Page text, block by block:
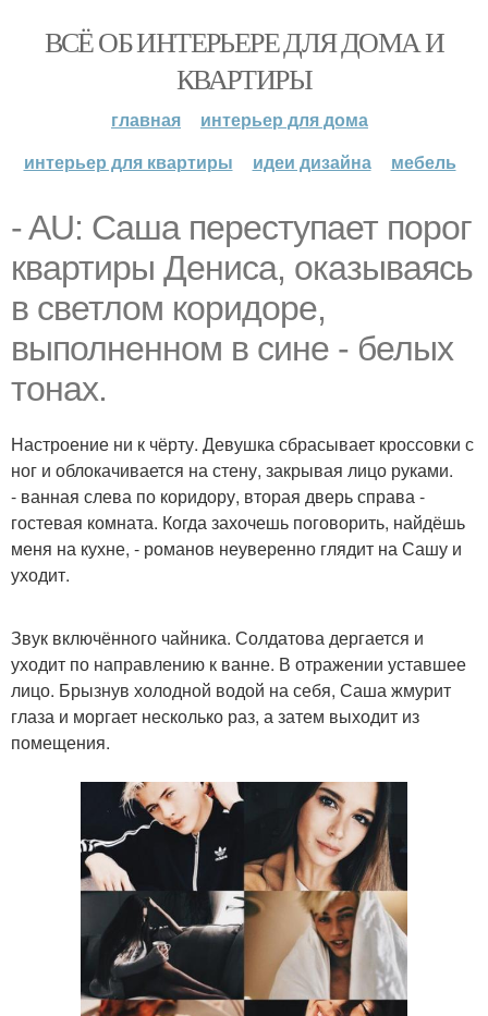
ВСЁ ОБ ИНТЕРЬЕРЕ ДЛЯ ДОМА И
КВАРТИРЫ
главная
интерьер для дома
интерьер для квартиры
идеи дизайна мебель
- AU: Саша переступает порог
квартиры Дениса, оказываясь
в светлом коридоре,
выполненном в сине - белых
тонах.
Настроение ни к чёрту. Девушка сбрасывает кроссовки с
ног и облокачивается на стену, закрывая лицо руками.
- ванная слева по коридору, вторая дверь справа -
гостевая комната. Когда захочешь поговорить, найдёшь
меня на кухне, - романов неуверенно глядит на Сашу и
уходит.
Звук включённого чайника. Солдатова дергается и
уходит по направлению к ванне. В отражении уставшее
лицо. Брызнув холодной водой на себя, Саша жмурит
глаза и моргает несколько раз, а затем выходит из
помещения.